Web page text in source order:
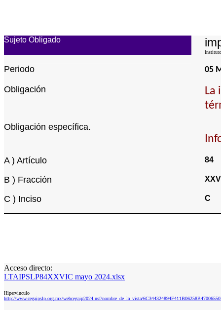
Sujeto Obligado
Periodo 05
Obligación
La
Obligación específica.
A ) Artículo 84
B ) Fracción
C ) Inciso C
Acceso directo:
LTAIPSLP84XXVIC mayo 2024.xlsx
Hipervinculo
http://www.cegaipslp.org.mx/webcegaip2024.nsf/nombre_de_la_vista/